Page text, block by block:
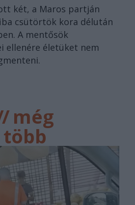
két, a Maros partján
csütörtök kora délután
A mentősök
ellenére életüket nem
még
több